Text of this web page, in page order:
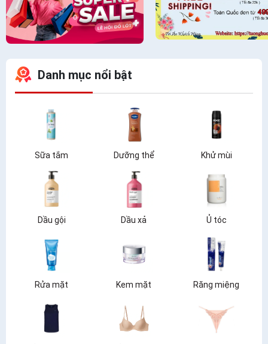
Danh mục nổi bật
Sữa tắm Dưỡng thể Khử mùi
Dầu gội Dầu xả Ủ tóc
Rửa mặt Kem mặt Răng miệng